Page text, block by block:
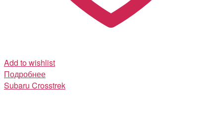
Add to wishlist
Подробнее
Subaru Crosstrek